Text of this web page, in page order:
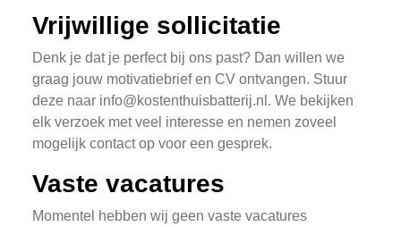
Vrijwillige sollicitatie
Denk je dat je perfect bij ons past? Dan willen we
graag jouw motivatiebrief en CV ontvangen. Stuur
deze naar info@kostenthuisbatterij.nl . We bekijken
elk verzoek met veel interesse en nemen zoveel
mogelijk contact op voor een gesprek.
Vaste vacatures
Momentel hebben wij geen vaste vacatures